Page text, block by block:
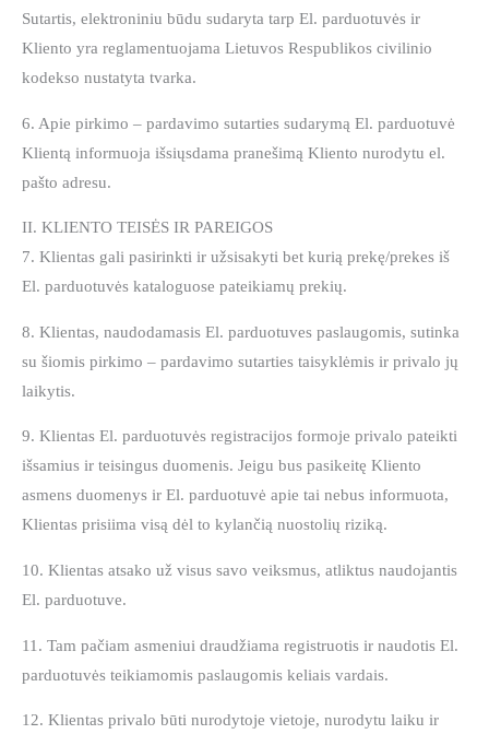
Sutartis, elektroniniu būdu sudaryta tarp El. parduotuvės ir
Kliento yra reglamentuojama Lietuvos Respublikos civilinio
kodekso nustatyta tvarka.
6. Apie pirkimo – pardavimo sutarties sudarymą El. parduotuvė
Klientą informuoja išsiųsdama pranešimą Kliento nurodytu el.
pašto adresu.
II. KLIENTO TEISĖS IR PAREIGOS
7. Klientas gali pasirinkti ir užsisakyti bet kurią prekę/prekes iš
El. parduotuvės kataloguose pateikiamų prekių.
8. Klientas, naudodamasis El. parduotuves paslaugomis, sutinka
su šiomis pirkimo – pardavimo sutarties taisyklėmis ir privalo jų
laikytis.
9. Klientas El. parduotuvės registracijos formoje privalo pateikti
išsamius ir teisingus duomenis. Jeigu bus pasikeitę Kliento
asmens duomenys ir El. parduotuvė apie tai nebus informuota,
Klientas prisiima visą dėl to kylančią nuostolių riziką.
10. Klientas atsako už visus savo veiksmus, atliktus naudojantis
El. parduotuve.
11. Tam pačiam asmeniui draudžiama registruotis ir naudotis El.
parduotuvės teikiamomis paslaugomis keliais vardais.
12. Klientas privalo būti nurodytoje vietoje, nurodytu laiku ir